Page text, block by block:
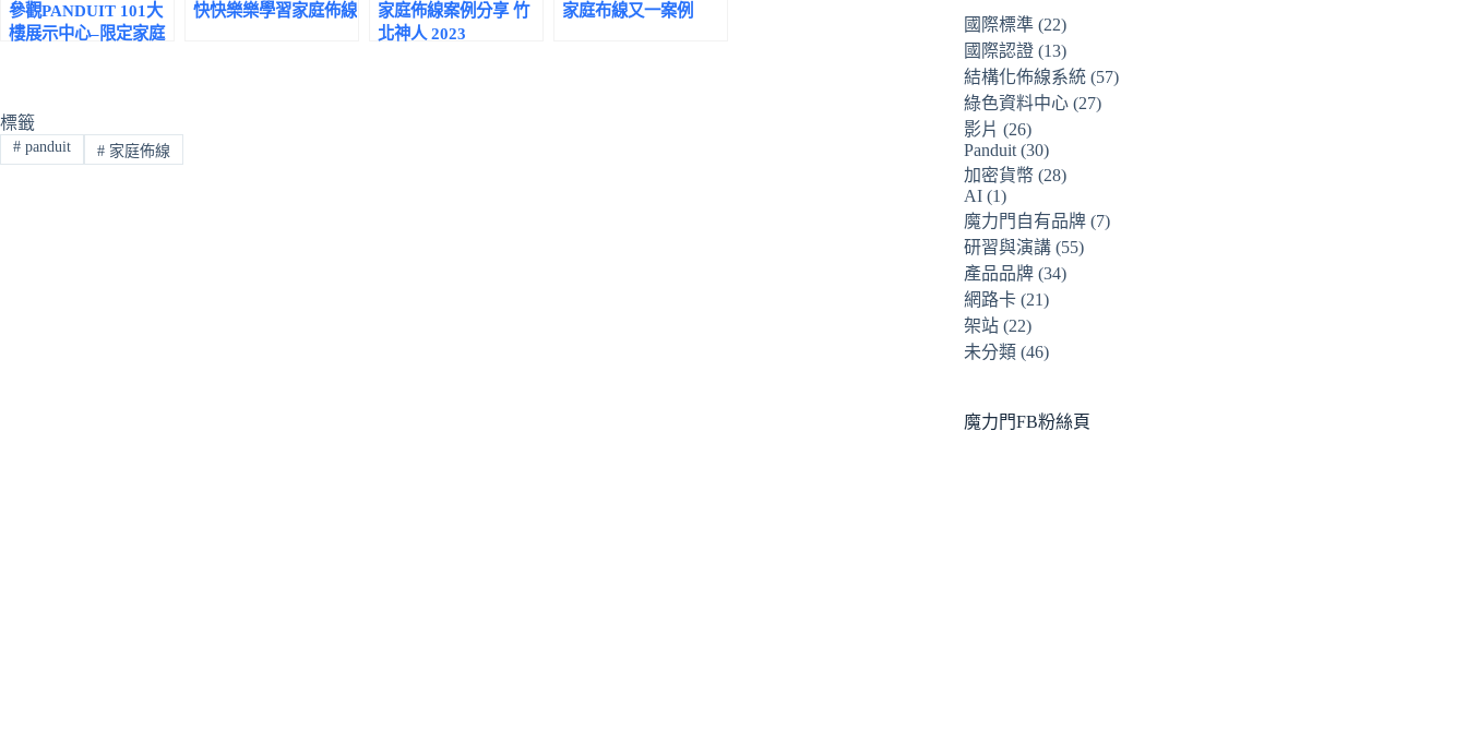
參觀PANDUIT 101大
樓展示中心–限定家庭
快快樂樂學習家庭佈線
家庭佈線案例分享 竹
北神人 2023
家庭布線又一案例
標籤
#panduit #家庭佈線
國際標準 (22)
國際認證 (13)
結構化佈線系統 (57)
綠色資料中心 (27)
影片 (26)
Panduit (30)
加密貨幣 (28)
AI (1)
魔力門自有品牌 (7)
研習與演講 (55)
產品品牌 (34)
網路卡 (21)
架站 (22)
未分類 (46)
魔力門FB粉絲頁